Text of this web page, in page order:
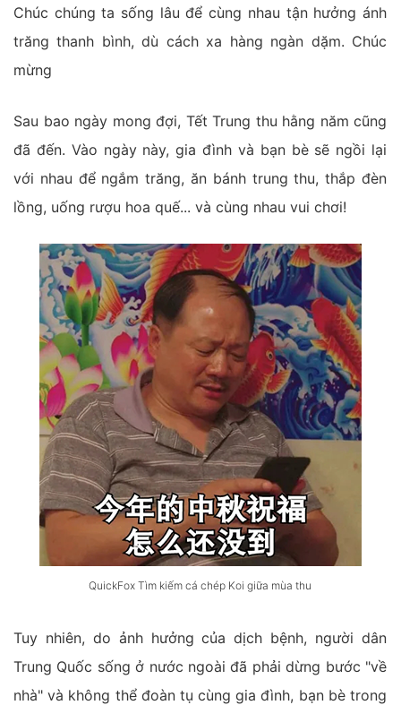
Chúc chúng ta sống lâu để cùng nhau tận hưởng ánh
trăng thanh bình, dù cách xa hàng ngàn dặm. Chúc
mừng
Sau bao ngày mong đợi, Tết Trung thu hằng năm cũng
đã đến. Vào ngày này, gia đình và bạn bè sẽ ngồi lại
với nhau để ngắm trăng, ăn bánh trung thu, thắp đèn
lồng, uống rượu hoa quế... và cùng nhau vui chơi!
QuickFox Tìm kiếm cá chép Koi giữa mùa thu
Tuy nhiên, do ảnh hưởng của dịch bệnh, người dân
Trung Quốc sống ở nước ngoài đã phải dừng bước "về
nhà" và không thể đoàn tụ cùng gia đình, bạn bè trong